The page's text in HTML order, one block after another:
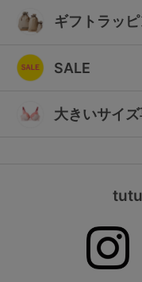
ギフトラッ
SALE
大きいサイ